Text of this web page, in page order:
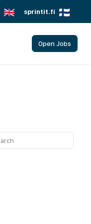
Open Jobs
sprintit.fi